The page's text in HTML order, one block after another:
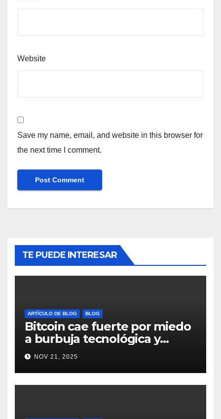
Website
Save my name, email, and website in this browser for
the next time I comment.
TE PUEDE INTERESAR
ARTÍCULO DE BLOG BLOG
Bitcoin cae fuerte por miedo
a burbuja tecnológica y
nervios en AI #crypto
#Bitcoin
NOV 21, 2025